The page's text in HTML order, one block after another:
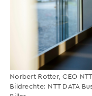
Norbert Rotter, CEO
Bildrechte: NTT DATA